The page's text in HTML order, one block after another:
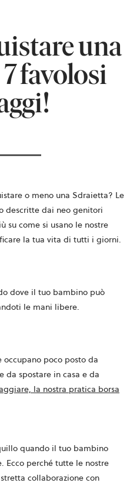
una
favolosi
o meno una Sdraietta? Le
descritte dai neo genitori
su come si usano le nostre
la tua vita di tutti i giorni.
dove il tuo bambino può
le mani libere.
occupano poco posto da
da spostare in casa e da
la nostra pratica borsa
quando il tuo bambino
Ecco perché tutte le nostre
collaborazione con